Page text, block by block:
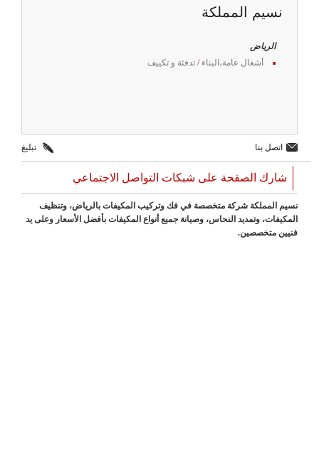
نسيم المملكة
الرياض
أشغال عامة،البناء / تدفئة و تكييف
اتصل بنا تبليغ
شارك الصفحة على شبكات التواصل الاجتماعي
نسيم المملكة شركة متخصصة في فك وتركيب المكيفات بالرياض، وتنظيف
المكيفات، وتمديد النحاس، وصيانة جميع أنواع المكيفات بأفضل الأسعار وعلى يد
فنيين متخصصين.